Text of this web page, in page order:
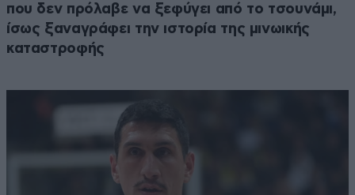
που δεν πρόλαβε να ξεφύγει από το τσουνάμι,
ίσως ξαναγράφει την ιστορία της μινωικής
καταστροφής